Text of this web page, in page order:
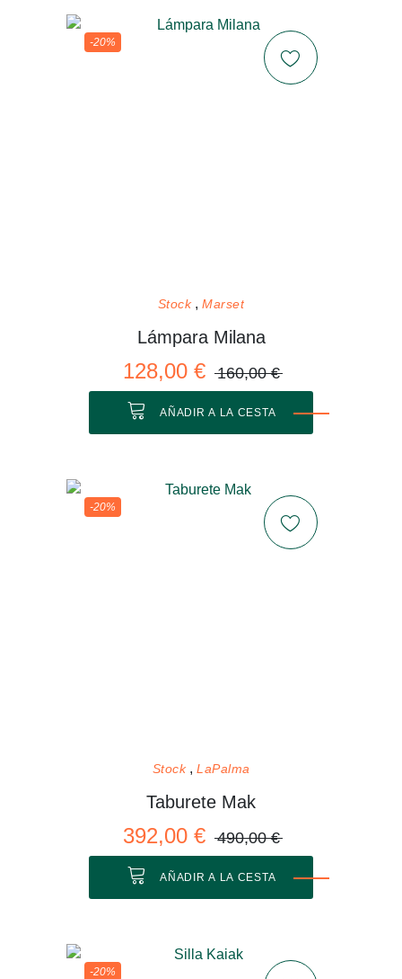
-20%
Stock Marset
Lámpara Milana
128,00 € 160,00 €
AÑADIR A LA CESTA
-20%
Stock LaPalma
Taburete Mak
392,00 € 490,00 €
AÑADIR A LA CESTA
-20%